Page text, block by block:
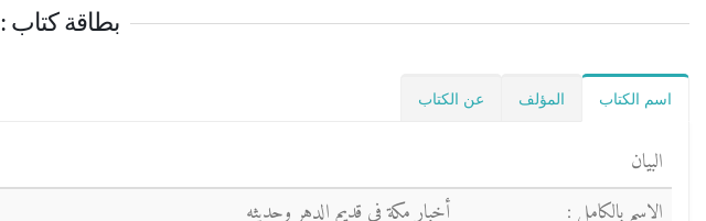
بطاقة كتاب :
اسم الكتاب المؤلف عن الكتاب
البيان
الاسم بالكامل :
أخبار مكة في قديم الدهر وحديثه